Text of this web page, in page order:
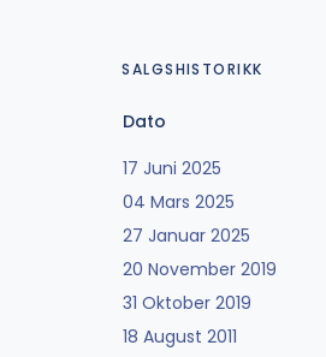
SALGSHISTORIKK
Dato
17 Juni 2025
04 Mars 2025
27 Januar 2025
20 November 2019
31 Oktober 2019
18 August 2011